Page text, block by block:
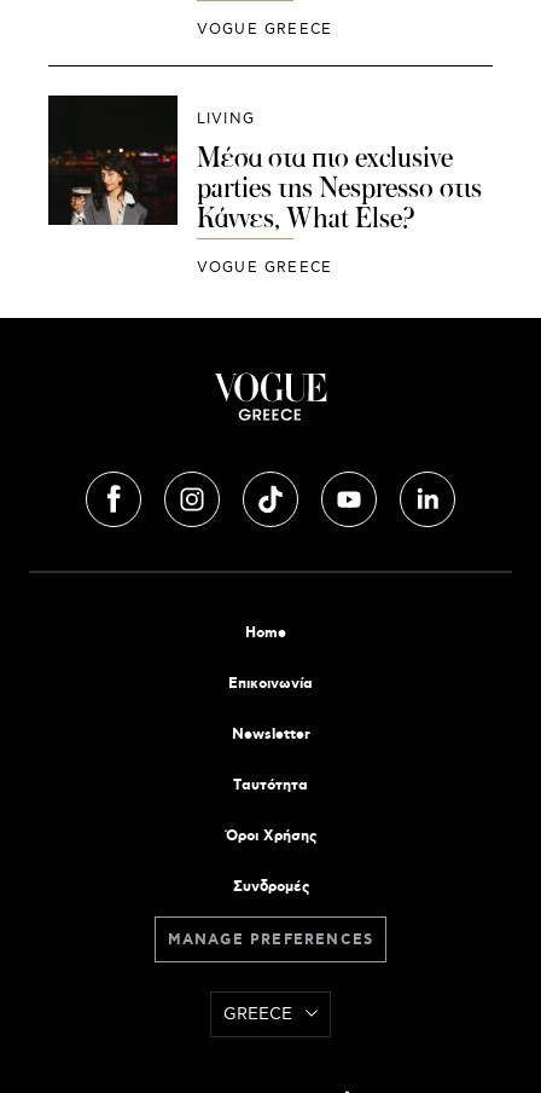
VOGUE GREECE
LIVING
Mέσα στα πιο exclusive
parties της Nespresso στις
Κάννες, What Else?
VOGUE GREECE
Home
Επικοινωνία
Newsletter
Tαυτότητα
Όροι Χρήσης
Συνδρομές
MANAGE PREFERENCES
GREECE